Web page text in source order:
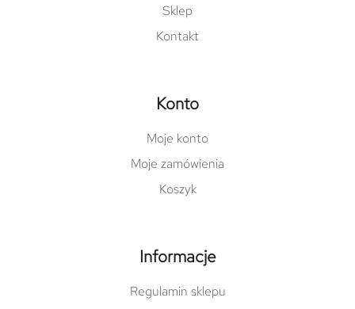
Sklep
Kontakt
Konto
Moje konto
Moje zamówienia
Koszyk
Informacje
Regulamin sklepu